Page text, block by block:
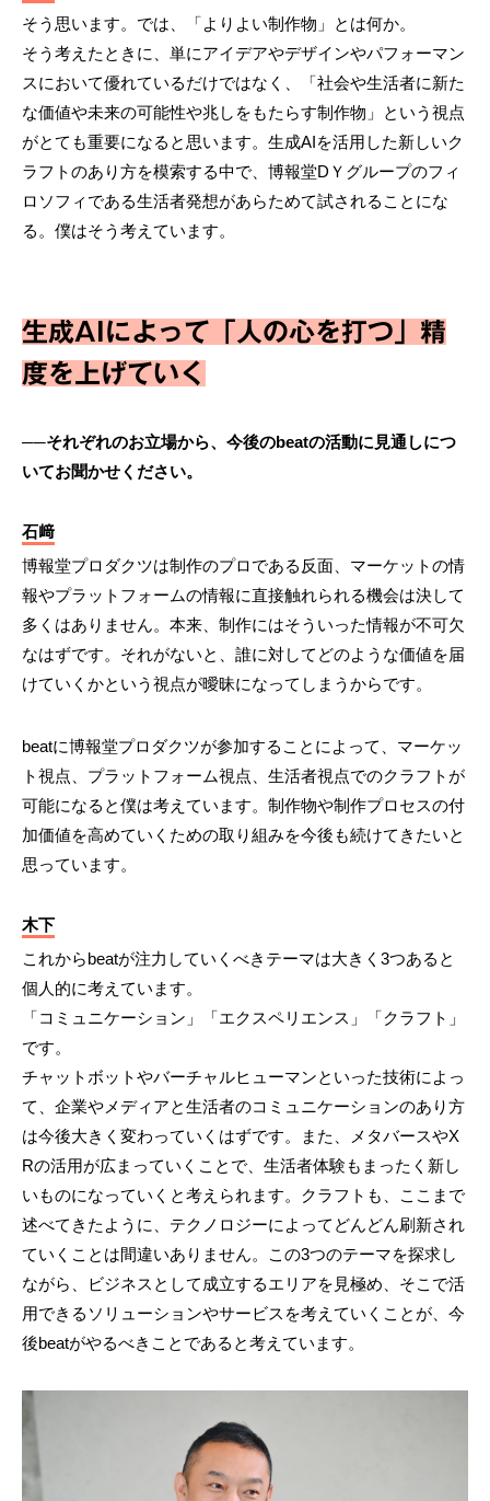
そう思います。では、「よりよい制作物」とは何か。
そう考えたときに、単にアイデアやデザインやパフォーマン
スにおいて優れているだけではなく、「社会や生活者に新た
な価値や未来の可能性や兆しをもたらす制作物」という視点
がとても重要になると思います。生成AIを活用した新しいク
ラフトのあり方を模索する中で、博報堂DＹグループのフィ
ロソフィである生活者発想があらためて試されることにな
る。僕はそう考えています。
生成AIによって「人の心を打つ」精
度を上げていく
──それぞれのお立場から、今後のbeatの活動に見通しにつ
いてお聞かせください。
石﨑
博報堂プロダクツは制作のプロである反面、マーケットの情
報やプラットフォームの情報に直接触れられる機会は決して
多くはありません。本来、制作にはそういった情報が不可欠
なはずです。それがないと、誰に対してどのような価値を届
けていくかという視点が曖昧になってしまうからです。
beatに博報堂プロダクツが参加することによって、マーケッ
ト視点、プラットフォーム視点、生活者視点でのクラフトが
可能になると僕は考えています。制作物や制作プロセスの付
加価値を高めていくための取り組みを今後も続けてきたいと
思っています。
木下
これからbeatが注力していくべきテーマは大きく3つあると
個人的に考えています。
「コミュニケーション」「エクスペリエンス」「クラフト」
です。
チャットボットやバーチャルヒューマンといった技術によっ
て、企業やメディアと生活者のコミュニケーションのあり方
は今後大きく変わっていくはずです。また、メタバースやX
Rの活用が広まっていくことで、生活者体験もまったく新し
いものになっていくと考えられます。クラフトも、ここまで
述べてきたように、テクノロジーによってどんどん刷新され
ていくことは間違いありません。この3つのテーマを探求し
ながら、ビジネスとして成立するエリアを見極め、そこで活
用できるソリューションやサービスを考えていくことが、今
後beatがやるべきことであると考えています。